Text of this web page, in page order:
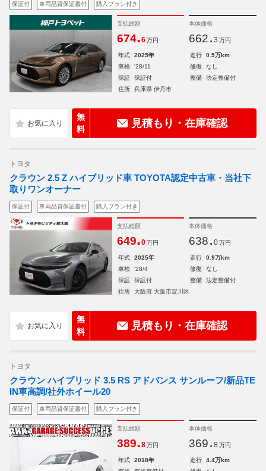
保証付 車両品質保証書付 購入プラン付き
支払総額
674.6 万円
本体価格
662. 3 万円
年式 2025年 走行
0.5万km
車検
'28/11 修復
なし
保証
保証付 整備
法定整備付
住所
兵庫県 伊丹市
無
料
見積もり・在庫確認
トヨタ
クラウン 2.5 Z ハイブリッド車 TOYOTA認定中古車・当社下
取りワンオーナー
保証付 車両品質保証書付 購入プラン付き
支払総額
649.0 万円
本体価格
638. 0 万円
年式 2025年 走行
0.9万km
車検
'28/4 修復
なし
保証
保証付 整備
法定整備付
住所
大阪府 大阪市淀川区
無
料
見積もり・在庫確認
トヨタ
クラウン ハイブリッド 3.5 RS アドバンス サンルーフ/新品TE
IN車高調/社外ホイール20
保証付 車両品質保証書付 購入プラン付き
支払総額
389.8 万円
本体価格
369. 8 万円
年式 2018年 走行
4.4万km